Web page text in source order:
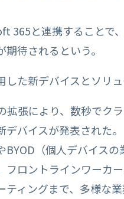
365と連携することで
待されるという。
した新デバイスとソリ
拡張により、数秒でク
デバイスが発表された。
BYOD（個人デバイスの
フロントラインワーカ
ティングまで、多様な